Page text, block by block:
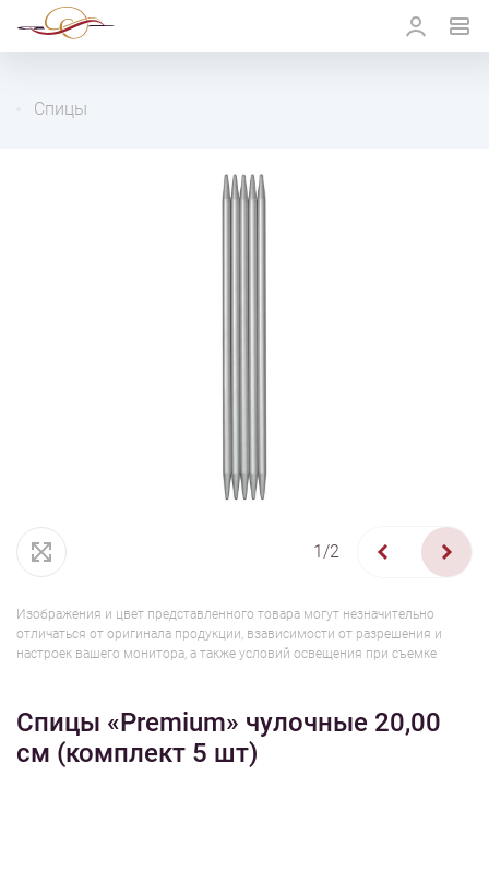
Спицы
1/2
Изображения и цвет представленного товара могут незначительно
отличаться от оригинала продукции, взависимости от разрешения и
настроек вашего монитора, а также условий освещения при съемке
Спицы «Premium» чулочные 20,00
см (комплект 5 шт)